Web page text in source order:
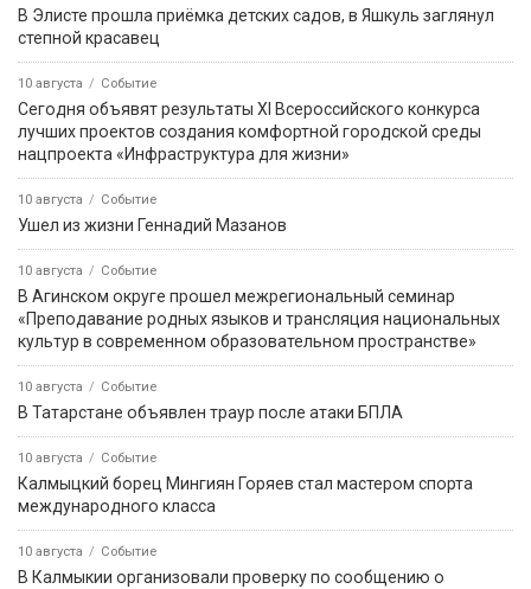
В Элисте прошла приёмка детских садов, в Яшкуль заглянул
степной красавец
10 августа Событие
️Сегодня объявят результаты XI Всероссийского конкурса
лучших проектов создания комфортной городской среды
нацпроекта «Инфраструктура для жизни»
10 августа Событие
Ушел из жизни Геннадий Мазанов
10 августа Событие
В Агинском округе прошел межрегиональный семинар
«Преподавание родных языков и трансляция национальных
культур в современном образовательном пространстве»
10 августа Событие
В Татарстане объявлен траур после атаки БПЛА
10 августа Событие
Калмыцкий борец Мингиян Горяев стал мастером спорта
международного класса
10 августа Событие
В Калмыкии организовали проверку по сообщению о